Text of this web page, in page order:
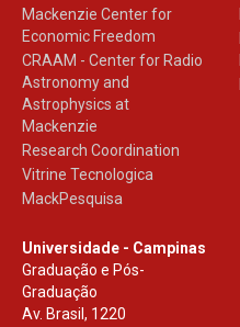
Mackenzie Center for
Economic Freedom
CRAAM - Center for Radio
Astronomy and
Astrophysics at
Mackenzie
Research Coordination
Vitrine Tecnologica
MackPesquisa
Universidade - Campinas
Graduação e Pós-
Graduação
Av. Brasil, 1220